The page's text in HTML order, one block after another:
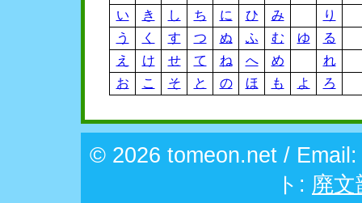
い
き し ち に ひ み
り
う
く す つ ぬ ふ む ゆ
る
え
け せ て ね へ め
れ
お
こ そ と の ほ も よ ろ
© 2026 tomeon.net /
ト: 廃文